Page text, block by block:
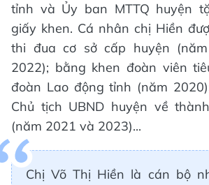
tỉnh và Ủy ban MTTQ huyện
giấy khen. Cá nhân chị Hiền
thi đua cơ sở cấp huyện
2022); bằng khen đoàn viên
đoàn Lao động tỉnh (năm
Chủ tịch UBND huyện về
(năm 2021 và 2023)...
Chị Võ Thị Hiền là cán bộ